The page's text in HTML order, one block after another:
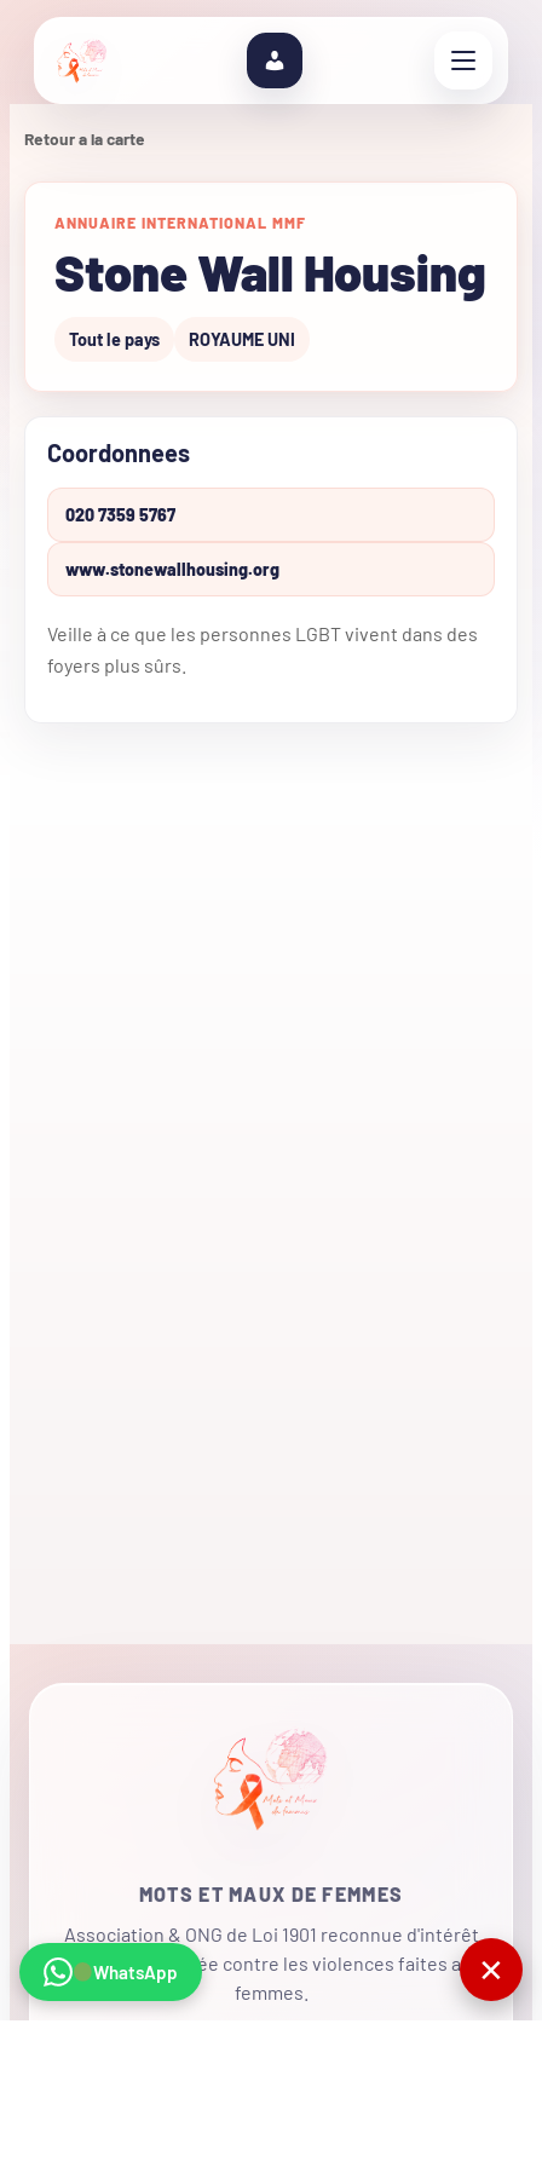
Retour a la carte
ANNUAIRE INTERNATIONAL MMF
Stone Wall Housing
Tout le pays ROYAUME UNI
Coordonnees
020 7359 5767
www.stonewallhousing.org
Veille à ce que les personnes LGBT vivent dans des
foyers plus sûrs.
MOTS ET MAUX DE FEMMES
Association & ONG de Loi 1901 reconnue d'intérêt
général, mobilisée contre les violences faites aux
femmes.
WhatsApp ✕